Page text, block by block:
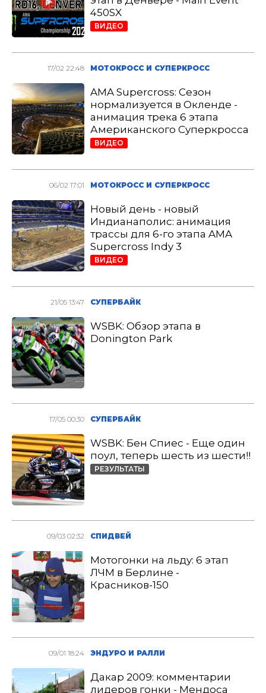
450SX
ВИДЕО
17/02 22:48 МОТОКРОСС И СУПЕРКРОСС
AMA Supercross: Сезон
нормализуется в Окленде -
анимация трека 6 этапа
Американского Суперкросса
ВИДЕО
06/02 17:01 МОТОКРОСС И СУПЕРКРОСС
Новый день - новый
Индианаполис: анимация
трассы для 6-го этапа AMA
Supercross Indy 3
ВИДЕО
21/05 13:47 СУПЕРБАЙК
WSBK: Обзор этапа в
Donington Park
17/05 00:30 СУПЕРБАЙК
WSBK: Бен Спиес - Еще один
поул, теперь шесть из шести!!
РЕЗУЛЬТАТЫ
09/03 02:32 СПИДВЕЙ
Мотогонки на льду: 6 этап
ЛЧМ в Берлине -
Красников-150
09/01 18:24 ЭНДУРО И РАЛЛИ
Дакар 2009: комментарии
лидеров гонки - Мендоса